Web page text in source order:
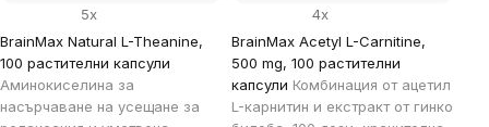
BrainMax Natural L-Theanine,
100 растителни капсули
Аминокиселина за
насърчаване на усещане за
5x
BrainMax Acetyl L-Carnitine,
500 mg, 100 растителни
капсули Комбинация от ацетил
L-карнитин и екстракт от гинко
4x